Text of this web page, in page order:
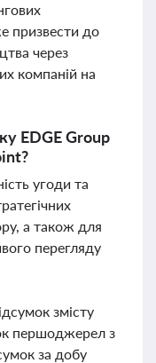
призвести до
через
компаній на
EDGE Group
угоди та
а також для
перегляду
змісту
першоджерел з
за добу